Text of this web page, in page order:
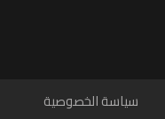
سياسة الخصوصية